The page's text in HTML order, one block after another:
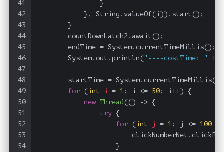
41
42
43
44
45
46
47
48
49
50
51
52
53
54
                }
            }, String.valueOf(i)).start();
        }
        countDownLatch2.await();
        endTime = System.currentTimeMillis();
        System.out.println(
"----costTime: " +
        startTime = System.currentTimeMillis();
for ( int i = 1 ; i <= 50 ; i++) {
new Thread(() -> {
try {
for ( int j = 1 ; j <= 100
                    }